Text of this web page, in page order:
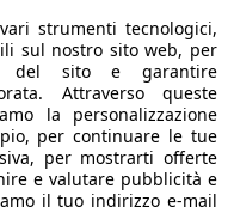
strumenti tecnologici,
sul nostro sito web, per
del sito e garantire
Attraverso queste
la personalizzazione
per continuare le tue
per mostrarti offerte
e valutare pubblicità e
il tuo indirizzo e-mail